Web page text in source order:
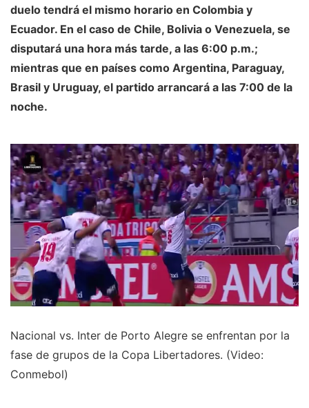
duelo tendrá el mismo horario en Colombia y
Ecuador. En el caso de Chile, Bolivia o Venezuela, se
disputará una hora más tarde, a las 6:00 p.m.;
mientras que en países como Argentina, Paraguay,
Brasil y Uruguay, el partido arrancará a las 7:00 de la
noche.
Nacional vs. Inter de Porto Alegre se enfrentan por la
fase de grupos de la Copa Libertadores. (Video:
Conmebol)